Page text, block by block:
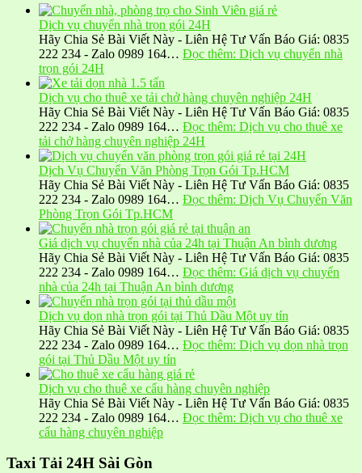
Dịch vụ chuyển nhà trọn gói 24H
Hãy Chia Sẻ Bài Viết Này - Liên Hệ Tư Vấn Báo Giá: 0835
222 234 - Zalo 0989 164… Đọc thêm: Dịch vụ chuyển nhà
trọn gói 24H
Dịch vụ cho thuê xe tải chở hàng chuyên nghiệp 24H
Hãy Chia Sẻ Bài Viết Này - Liên Hệ Tư Vấn Báo Giá: 0835
222 234 - Zalo 0989 164… Đọc thêm: Dịch vụ cho thuê xe
tải chở hàng chuyên nghiệp 24H
Dịch Vụ Chuyển Văn Phòng Trọn Gói Tp.HCM
Hãy Chia Sẻ Bài Viết Này - Liên Hệ Tư Vấn Báo Giá: 0835
222 234 - Zalo 0989 164… Đọc thêm: Dịch Vụ Chuyển Văn
Phòng Trọn Gói Tp.HCM
Giá dịch vụ chuyển nhà của 24h tại Thuận An bình dương
Hãy Chia Sẻ Bài Viết Này - Liên Hệ Tư Vấn Báo Giá: 0835
222 234 - Zalo 0989 164… Đọc thêm: Giá dịch vụ chuyển
nhà của 24h tại Thuận An bình dương
Dịch vụ dọn nhà trọn gói tại Thủ Dầu Một uy tín
Hãy Chia Sẻ Bài Viết Này - Liên Hệ Tư Vấn Báo Giá: 0835
222 234 - Zalo 0989 164… Đọc thêm: Dịch vụ dọn nhà trọn
gói tại Thủ Dầu Một uy tín
Dịch vụ cho thuê xe cẩu hàng chuyên nghiệp
Hãy Chia Sẻ Bài Viết Này - Liên Hệ Tư Vấn Báo Giá: 0835
222 234 - Zalo 0989 164… Đọc thêm: Dịch vụ cho thuê xe
cẩu hàng chuyên nghiệp
Taxi Tải 24H Sài Gòn